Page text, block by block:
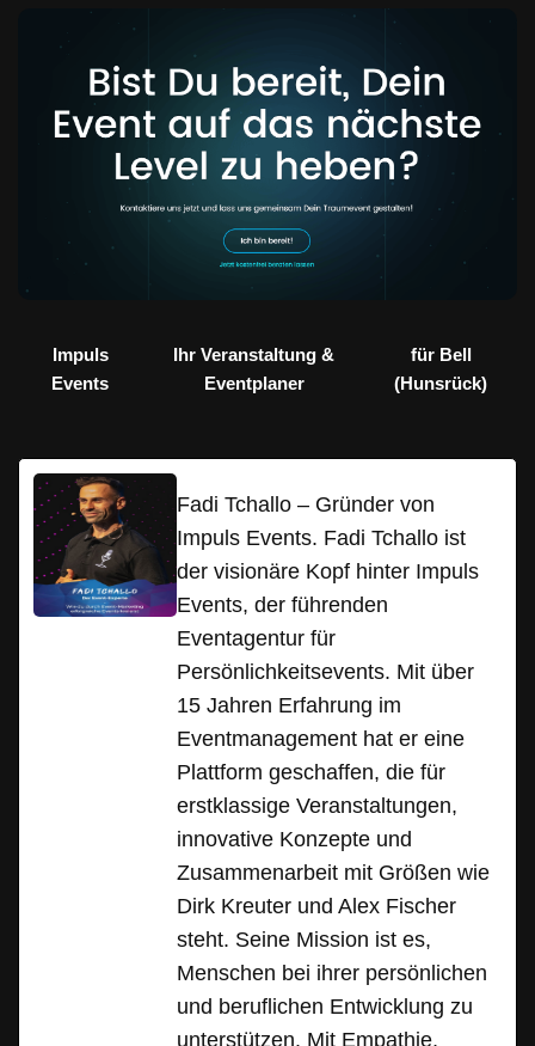
Impuls
Events
Ihr Veranstaltung &
Eventplaner
für Bell
(Hunsrück)
Fadi Tchallo – Gründer von
Impuls Events. Fadi Tchallo ist
der visionäre Kopf hinter Impuls
Events, der führenden
Eventagentur für
Persönlichkeitsevents. Mit über
15 Jahren Erfahrung im
Eventmanagement hat er eine
Plattform geschaffen, die für
erstklassige Veranstaltungen,
innovative Konzepte und
Zusammenarbeit mit Größen wie
Dirk Kreuter und Alex Fischer
steht. Seine Mission ist es,
Menschen bei ihrer persönlichen
und beruflichen Entwicklung zu
unterstützen. Mit Empathie,